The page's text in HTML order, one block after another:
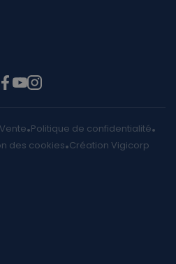
Politique de confidentialité
des cookies Création Vigicorp